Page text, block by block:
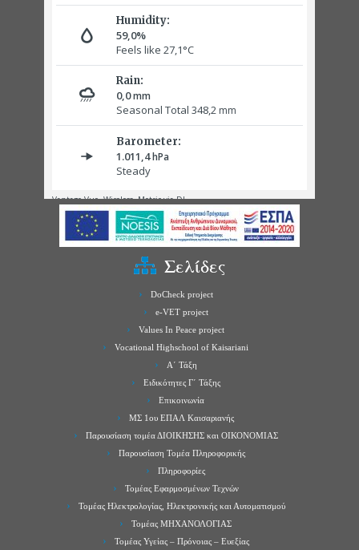
Σελίδες
DoCheck project
e-VET project
Values In Peace project
Vocational Highschool of Kaisariani
Α΄ Τάξη
Ειδικότητες Γ΄ Τάξης
Επικοινωνία
ΜΣ 1ου ΕΠΑΛ Καισαριανής
Παρουσίαση τομέα ΔΙΟΙΚΗΣΗΣ και ΟΙΚΟΝΟΜΙΑΣ
Παρουσίαση Τομέα Πληροφορικής
Πληροφορίες
Τομέας Εφαρμοσμένων Τεχνών
Τομέας Ηλεκτρολογίας, Ηλεκτρονικής και Αυτοματισμού
Τομέας ΜΗΧΑΝΟΛΟΓΙΑΣ
Τομέας Υγείας – Πρόνοιας – Ευεξίας